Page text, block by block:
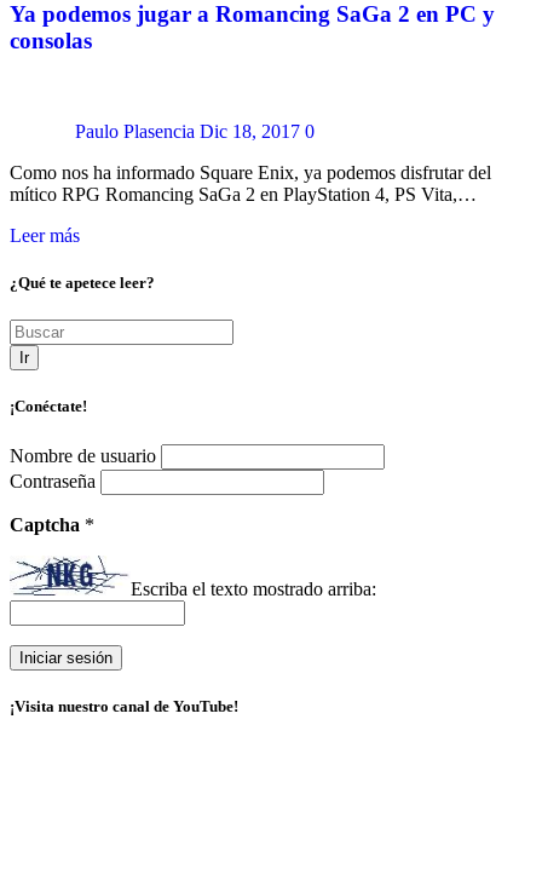
Ya podemos jugar a Romancing SaGa 2 en PC y
consolas
Paulo Plasencia Dic 18, 2017 0
Como nos ha informado Square Enix, ya podemos disfrutar del
mítico RPG Romancing SaGa 2 en PlayStation 4, PS Vita,…
Leer más
¿Qué te apetece leer?
Ir
¡Conéctate!
Nombre de usuario
Contraseña
Captcha *
Escriba el texto mostrado arriba:
¡Visita nuestro canal de YouTube!